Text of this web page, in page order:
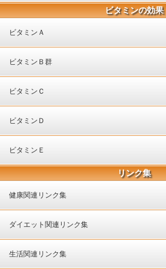
ビタミンの効果
ビタミンＡ
ビタミンＢ群
ビタミンＣ
ビタミンＤ
ビタミンＥ
リンク集
健康関連リンク集
ダイエット関連リンク集
生活関連リンク集